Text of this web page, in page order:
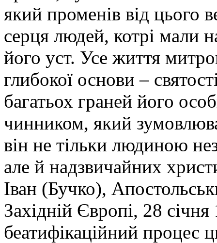
який променів від цього
серця людей, котрі мали
його уст. Усе життя
глибокої основи –
багатьох граней його
чинником, який
він не тільки людиною
але й надзвичайних
Іван (Бучко),
Західній Європі, 28
беатифікаційний процес